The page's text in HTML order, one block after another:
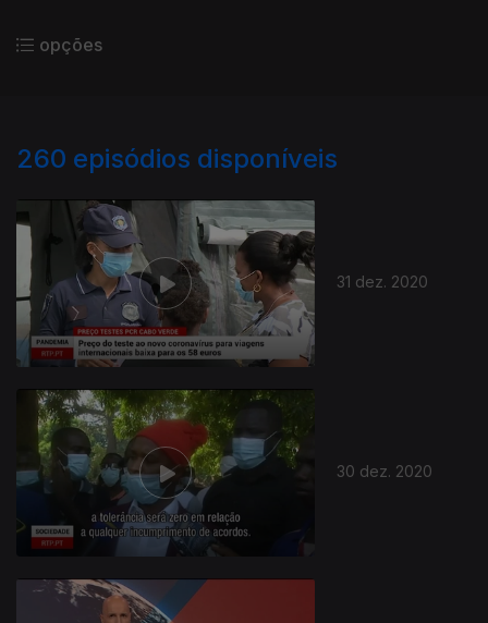
opções
260 episódios disponíveis
31 dez. 2020
30 dez. 2020